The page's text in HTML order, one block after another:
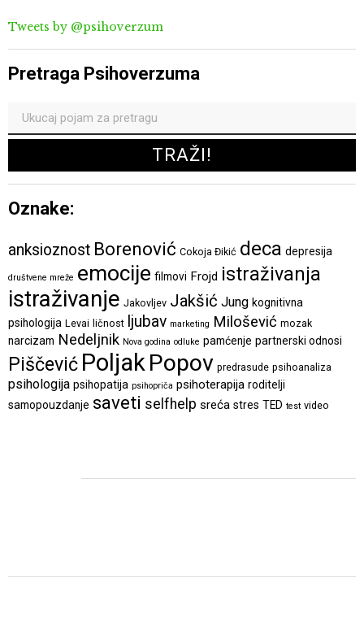
Tweets by @psihoverzum
Pretraga Psihoverzuma
Oznake:
anksioznost Borenović Cokoja Đikić deca depresija
društvene mreže emocije filmovi Frojd istraživanja
istraživanje Jakovljev Jakšić Jung kognitivna
psihologija Levai ličnost ljubav marketing Milošević mozak
narcizam Nedeljnik Nova godina odluke pamćenje partnerski odnosi
Piščević PoljakPopov predrasude psihoanaliza
psihologija psihopatija psihopriča psihoterapija roditelji
samopouzdanje saveti selfhelp sreća stres TED test video